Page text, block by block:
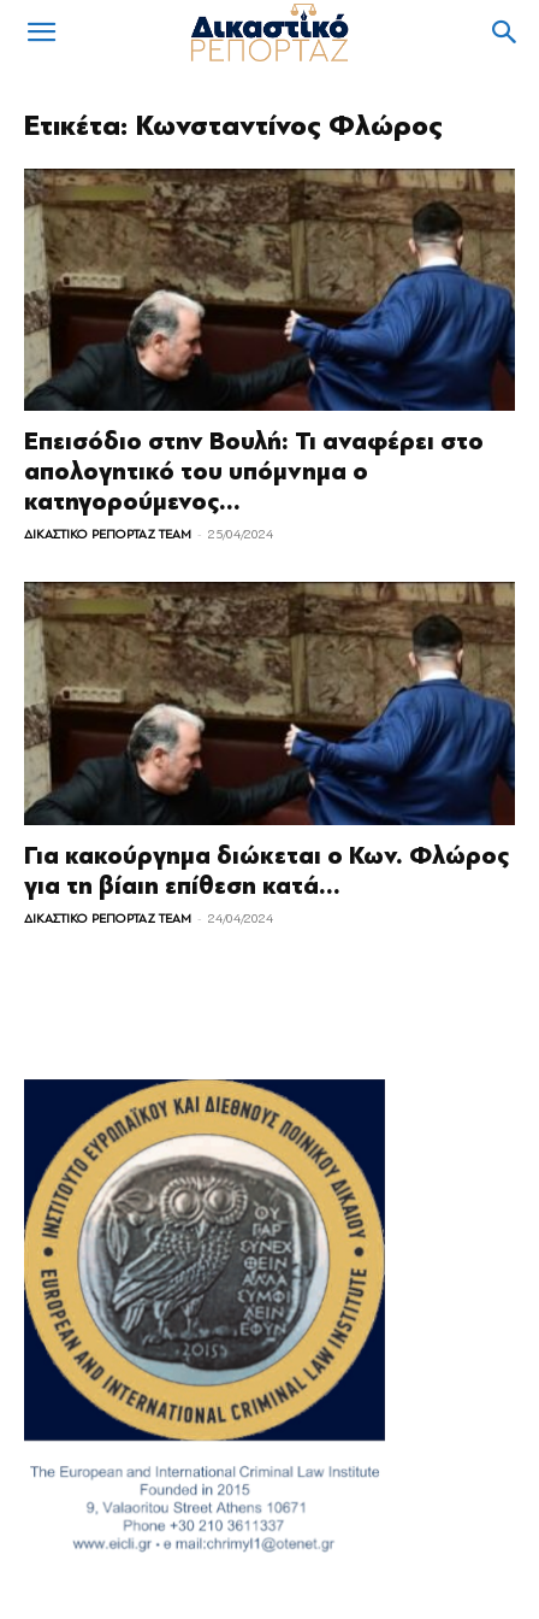
Ετικέτα: Κωνσταντίνος Φλώρος
Επεισόδιο στην Βουλή: Τι αναφέρει στο
απολογητικό του υπόμνημα ο
κατηγορούμενος...
ΔΙΚΑΣΤΙΚΟ ΡΕΠΟΡΤΑΖ TEAM - 25/04/2024
Για κακούργημα διώκεται ο Κων. Φλώρος
για τη βίαιη επίθεση κατά...
ΔΙΚΑΣΤΙΚΟ ΡΕΠΟΡΤΑΖ TEAM - 24/04/2024